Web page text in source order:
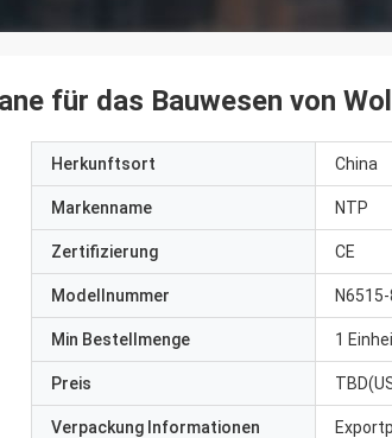
für das Bauwesen von
Herkunftsort China
Markenname NTP
Zertifizierung CE
Modellnummer
Min Bestellmenge 1
Preis
Verpackung Informationen